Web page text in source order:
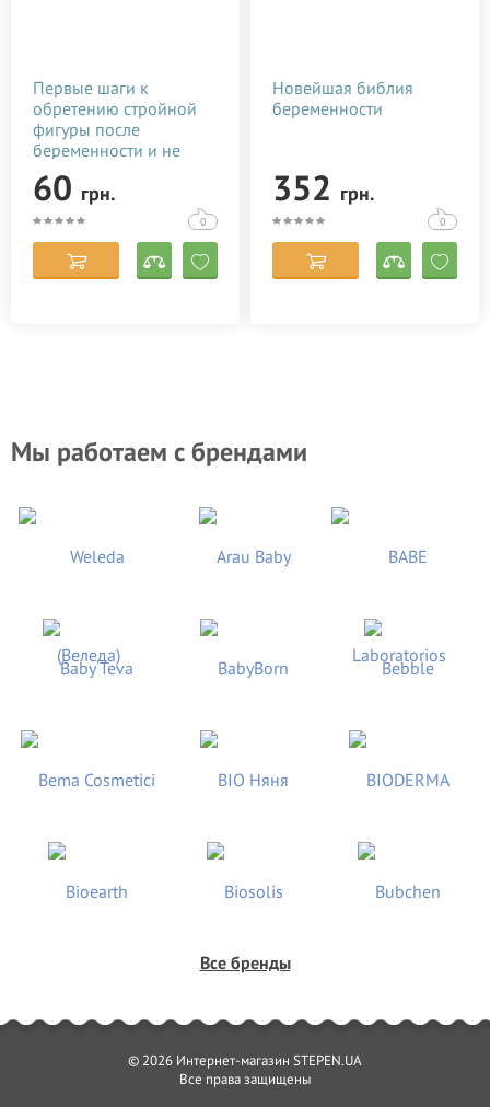
Первые шаги к
обретению стройной
фигуры после
беременности и не
только
60 грн.
0
Новейшая библия
беременности
352 грн.
0
Мы работаем с брендами
Все бренды
© 2026 Интернет-магазин STEPEN.UA
Все права защищены